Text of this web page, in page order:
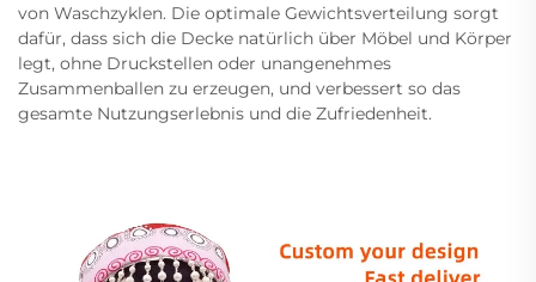
von Waschzyklen. Die optimale Gewichtsverteilung sorgt
dafür, dass sich die Decke natürlich über Möbel und Körper
legt, ohne Druckstellen oder unangenehmes
Zusammenballen zu erzeugen, und verbessert so das
gesamte Nutzungserlebnis und die Zufriedenheit.